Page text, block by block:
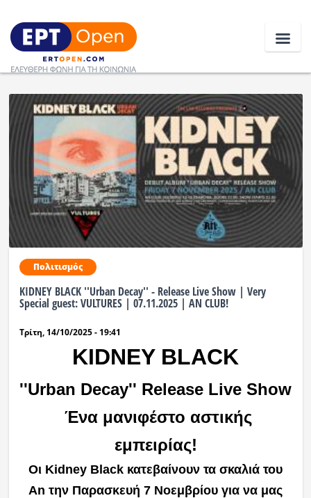
Ειδήσεις
Ελλάδα
Κοινωνία
Πολιτική
Οικονομία
Αθλητικά
Κόσμος
Ραδιόφωνο
Εκπομπές
Πολιτισμός
KIDNEY BLACK ''Urban Decay'' - Release Live Show | Very
Special guest: VULTURES | 07.11.2025 | AN CLUB!
Τρίτη, 14/10/2025 - 19:41
KIDNEY BLACK
''Urban Decay'' Release Live Show
Ένα μανιφέστο αστικής
εμπειρίας!
Οι Kidney Black κατεβαίνουν τα σκαλιά του
An την Παρασκευή 7 Νοεμβρίου για να μας